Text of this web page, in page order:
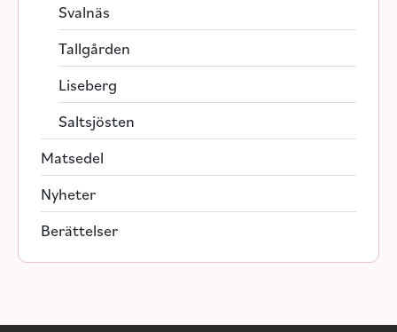
Svalnäs
Tallgården
Liseberg
Saltsjösten
Matsedel
Nyheter
Berättelser